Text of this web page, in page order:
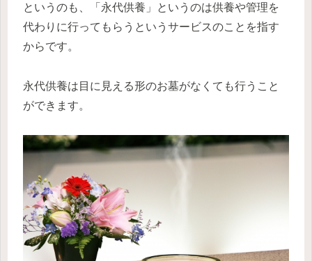
というのも、「永代供養」というのは供養や管理を
代わりに行ってもらうというサービスのことを指す
からです。
永代供養は目に見える形のお墓がなくても行うこと
ができます。